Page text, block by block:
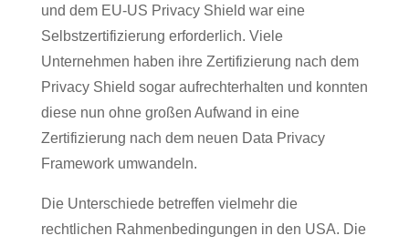
und dem EU-US Privacy Shield war eine
Selbstzertifizierung erforderlich. Viele
Unternehmen haben ihre Zertifizierung nach dem
Privacy Shield sogar aufrechterhalten und konnten
diese nun ohne großen Aufwand in eine
Zertifizierung nach dem neuen Data Privacy
Framework umwandeln.
Die Unterschiede betreffen vielmehr die
rechtlichen Rahmenbedingungen in den USA. Die